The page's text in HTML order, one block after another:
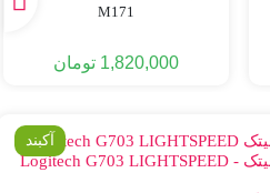
M171
1,820,000 تومان
آکبند